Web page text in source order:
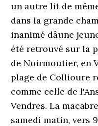
un autre lit de
dans la grande
inanimé dâune
été retrouvé sur la
de Noirmoutier, en
plage de Collioure
comme celle de
Vendres. La
samedi matin, vers